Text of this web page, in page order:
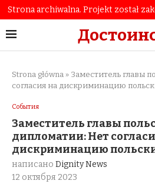
Strona archiwalna. Projekt został
Strona główna » Заместитель главы
согласия на дискриминацию
События
Заместитель главы
дипломатии: Нет
дискриминацию
написано Dignity News
12 октября 2023